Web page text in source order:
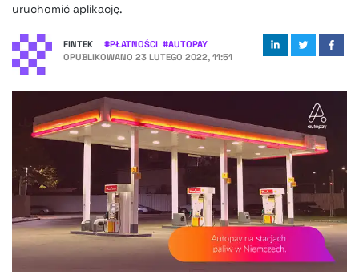
uruchomić aplikację.
FINTEK #PŁATNOŚCI #AUTOPAY
OPUBLIKOWANO 23 LUTEGO 2022, 11:51